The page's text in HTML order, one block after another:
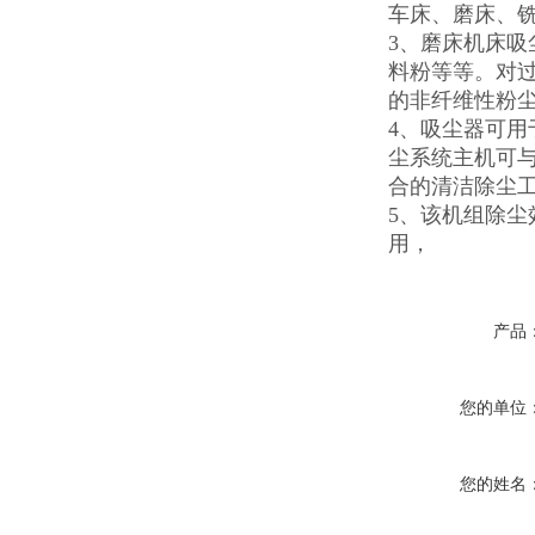
车床、磨床、
3、磨床机床
料粉等等。对
的非纤维性粉
4、吸尘器可
尘系统主机可
合的清洁除尘
5、该机组除
用，
产品
您的单位
您的姓名